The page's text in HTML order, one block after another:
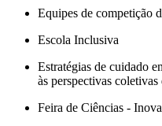
Equipes de competição
Escola Inclusiva
Estratégias de cuidado
às perspectivas
Feira de Ciências -